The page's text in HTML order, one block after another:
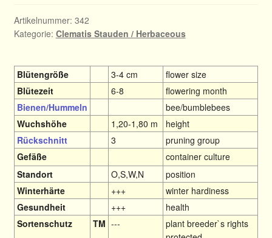
Artikelnummer: 342
Kategorie: Clematis Stauden / Herbaceous
Blütengröße 3-4 cm
flower size
Blütezeit
6-8
flowering month
Bienen/Hummeln
bee/bumblebees
Wuchshöhe
1,20-1,80 m
height
Rückschnitt
3
pruning group
Gefäße
container culture
Standort
O,S,W,N
position
Winterhärte
+++
winter hardiness
Gesundheit
+++
health
Sortenschutz
TM ---
plant breeder`s rights